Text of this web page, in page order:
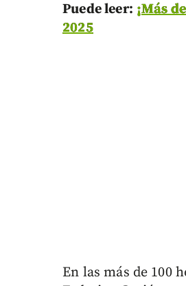
Puede leer: ¡Más
2025
En las más de 100